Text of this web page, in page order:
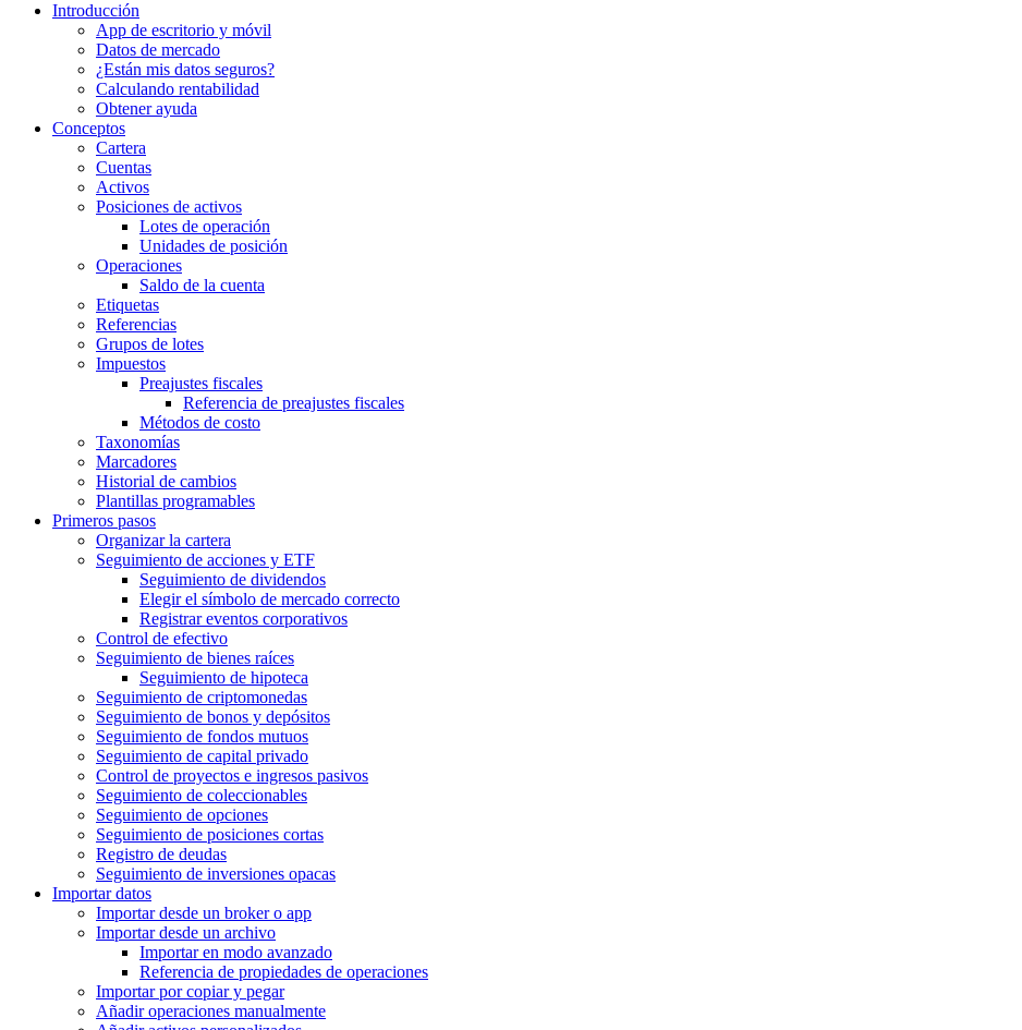
Introducción
App de escritorio y móvil
Datos de mercado
¿Están mis datos seguros?
Calculando rentabilidad
Obtener ayuda
Conceptos
Cartera
Cuentas
Activos
Posiciones de activos
Lotes de operación
Unidades de posición
Operaciones
Saldo de la cuenta
Etiquetas
Referencias
Grupos de lotes
Impuestos
Preajustes fiscales
Referencia de preajustes fiscales
Métodos de costo
Taxonomías
Marcadores
Historial de cambios
Plantillas programables
Primeros pasos
Organizar la cartera
Seguimiento de acciones y ETF
Seguimiento de dividendos
Elegir el símbolo de mercado correcto
Registrar eventos corporativos
Control de efectivo
Seguimiento de bienes raíces
Seguimiento de hipoteca
Seguimiento de criptomonedas
Seguimiento de bonos y depósitos
Seguimiento de fondos mutuos
Seguimiento de capital privado
Control de proyectos e ingresos pasivos
Seguimiento de coleccionables
Seguimiento de opciones
Seguimiento de posiciones cortas
Registro de deudas
Seguimiento de inversiones opacas
Importar datos
Importar desde un broker o app
Importar desde un archivo
Importar en modo avanzado
Referencia de propiedades de operaciones
Importar por copiar y pegar
Añadir operaciones manualmente